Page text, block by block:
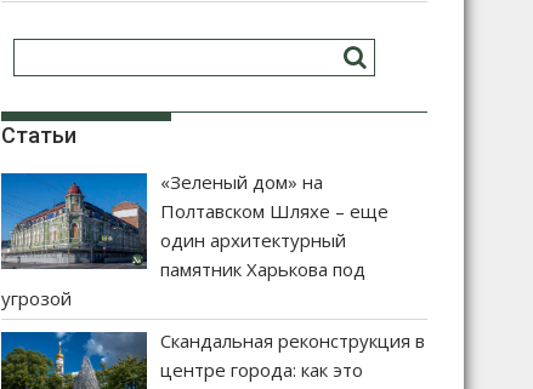
Статьи
«Зеленый дом» на
Полтавском Шляхе – еще
один архитектурный
памятник Харькова под
угрозой
Скандальная реконструкция в
центре города: как это